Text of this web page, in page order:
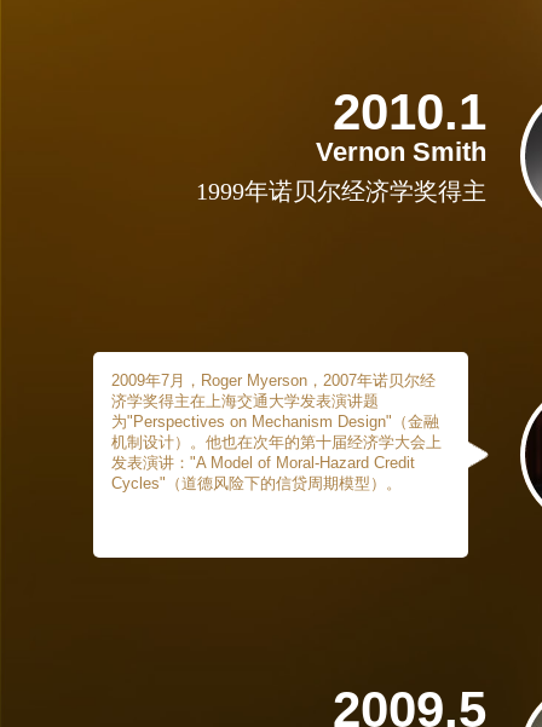
2010.1
Vernon Smith
1999年诺贝尔经济学奖得主
2009年7月，Roger Myerson，2007年诺贝尔经
济学奖得主在上海交通大学发表演讲题
为"Perspectives on Mechanism Design"（金融
机制设计）。他也在次年的第十届经济学大会上
发表演讲："A Model of Moral-Hazard Credit
Cycles"（道德风险下的信贷周期模型）。
2009.5